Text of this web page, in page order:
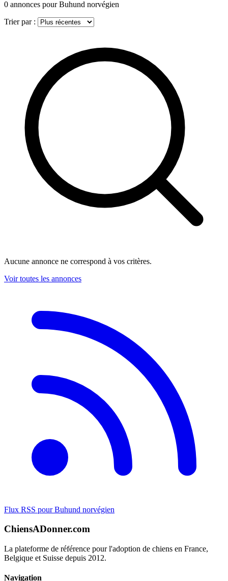
0 annonces pour Buhund norvégien
Trier par :
Aucune annonce ne correspond à vos critères.
Voir toutes les annonces
Flux RSS pour Buhund norvégien
ChiensADonner.com
La plateforme de référence pour l'adoption de chiens en France,
Belgique et Suisse depuis 2012.
Navigation